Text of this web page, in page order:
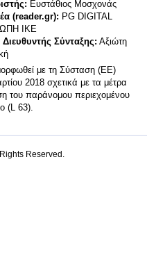
Ευστάθιος Μοσχονάς
(reader.gr): PG DIGITAL
ΙΚΕ
Διευθυντής Σύνταξης: Αξιώτη
με τη Σύσταση (ΕΕ)
2018 σχετικά με τα μέτρα
του παράνομου περιεχομένου
(L 63).
Reserved.